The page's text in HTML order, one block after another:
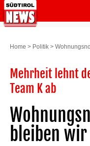
Home > Politik >
Mehrheit lehnt
Team K ab
bleiben